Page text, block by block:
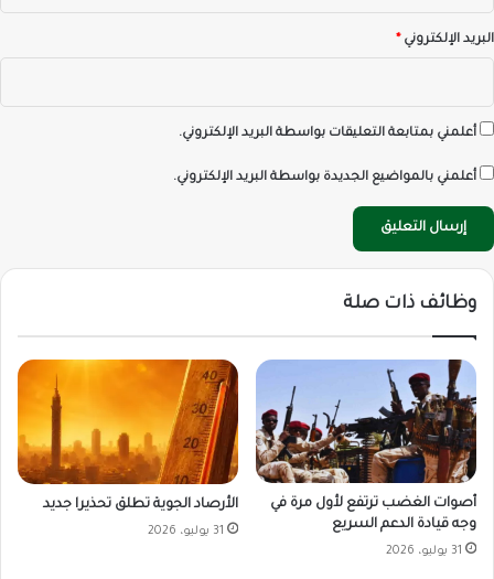
البريد الإلكتروني*
أعلمني بمتابعة التعليقات بواسطة البريد الإلكتروني.
أعلمني بالمواضيع الجديدة بواسطة البريد الإلكتروني.
وظائف ذات صلة
أصوات الغضب ترتفع لأول مرة في
وجه قيادة الدعم السريع
31 يوليو، 2026
الأرصاد الجوية تطلق تحذيرا جديد
31 يوليو، 2026